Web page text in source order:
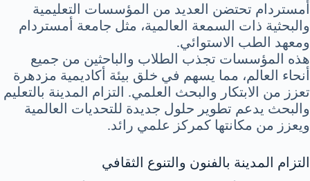
أمستردام تحتضن العديد من المؤسسات التعليمية
والبحثية ذات السمعة العالمية، مثل جامعة أمستردام
ومعهد الطب الاستوائي.
هذه المؤسسات تجذب الطلاب والباحثين من جميع
أنحاء العالم، مما يسهم في خلق بيئة أكاديمية مزدهرة
تعزز من الابتكار والبحث العلمي. التزام المدينة بالتعليم
والبحث يدعم تطوير حلول جديدة للتحديات العالمية
ويعزز من مكانتها كمركز علمي رائد.
التزام المدينة بالفنون والتنوع الثقافي